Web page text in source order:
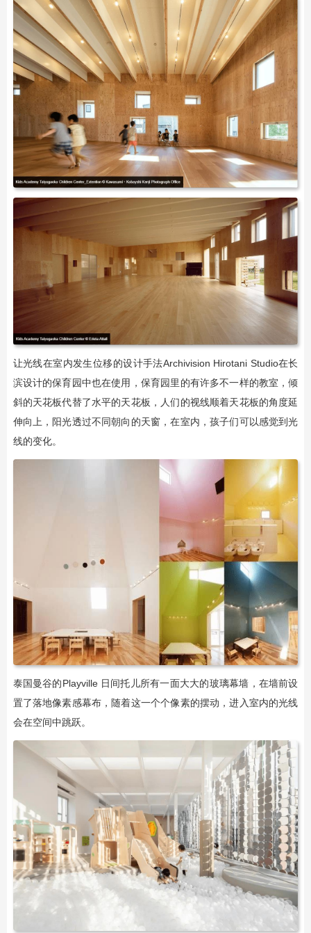
让光线在室内发生位移的设计手法Archivision Hirotani Studio在长
滨设计的保育园中也在使用，保育园里的有许多不一样的教室，倾
斜的天花板代替了水平的天花板，人们的视线顺着天花板的角度延
伸向上，阳光透过不同朝向的天窗，在室内，孩子们可以感觉到光
线的变化。
泰国曼谷的Playville 日间托儿所有一面大大的玻璃幕墙，在墙前设
置了落地像素感幕布，随着这一个个像素的摆动，进入室内的光线
会在空间中跳跃。